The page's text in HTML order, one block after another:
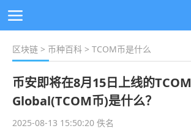
区块链 > 币种百科 > TCOM币是什么
币安即将在8月15日上线的TCOM
Global(TCOM币)是什么？
2025-08-13 15:50:20 佚名